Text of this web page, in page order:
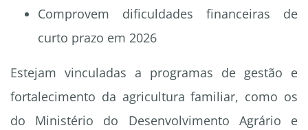
Comprovem dificuldades financeiras de
curto prazo em 2026
Estejam vinculadas a programas de gestão e
fortalecimento da agricultura familiar, como os
do Ministério do Desenvolvimento Agrário e